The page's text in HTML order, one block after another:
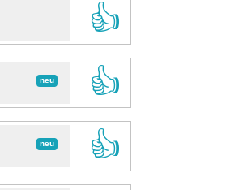
👍
neu
👍
neu
👍